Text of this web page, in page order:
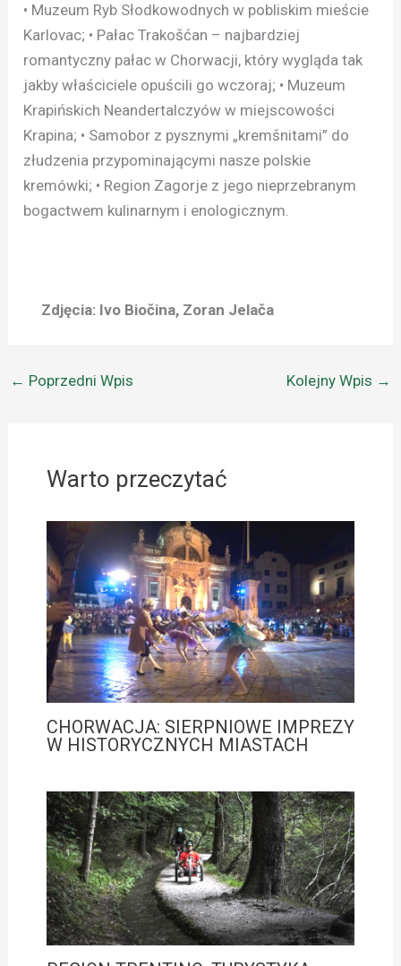
• Muzeum Ryb Słodkowodnych w pobliskim mieście
Karlovac; • Pałac Trakošćan – najbardziej
romantyczny pałac w Chorwacji, który wygląda tak
jakby właściciele opuścili go wczoraj; • Muzeum
Krapińskich Neandertalczyów w miejscowości
Krapina; • Samobor z pysznymi „kremšnitami” do
złudzenia przypominającymi nasze polskie
kremówki; • Region Zagorje z jego nieprzebranym
bogactwem kulinarnym i enologicznym.
Zdjęcia: Ivo Biočina, Zoran Jelača
← Poprzedni Wpis Kolejny Wpis →
Warto przeczytać
CHORWACJA: SIERPNIOWE IMPREZY
W HISTORYCZNYCH MIASTACH